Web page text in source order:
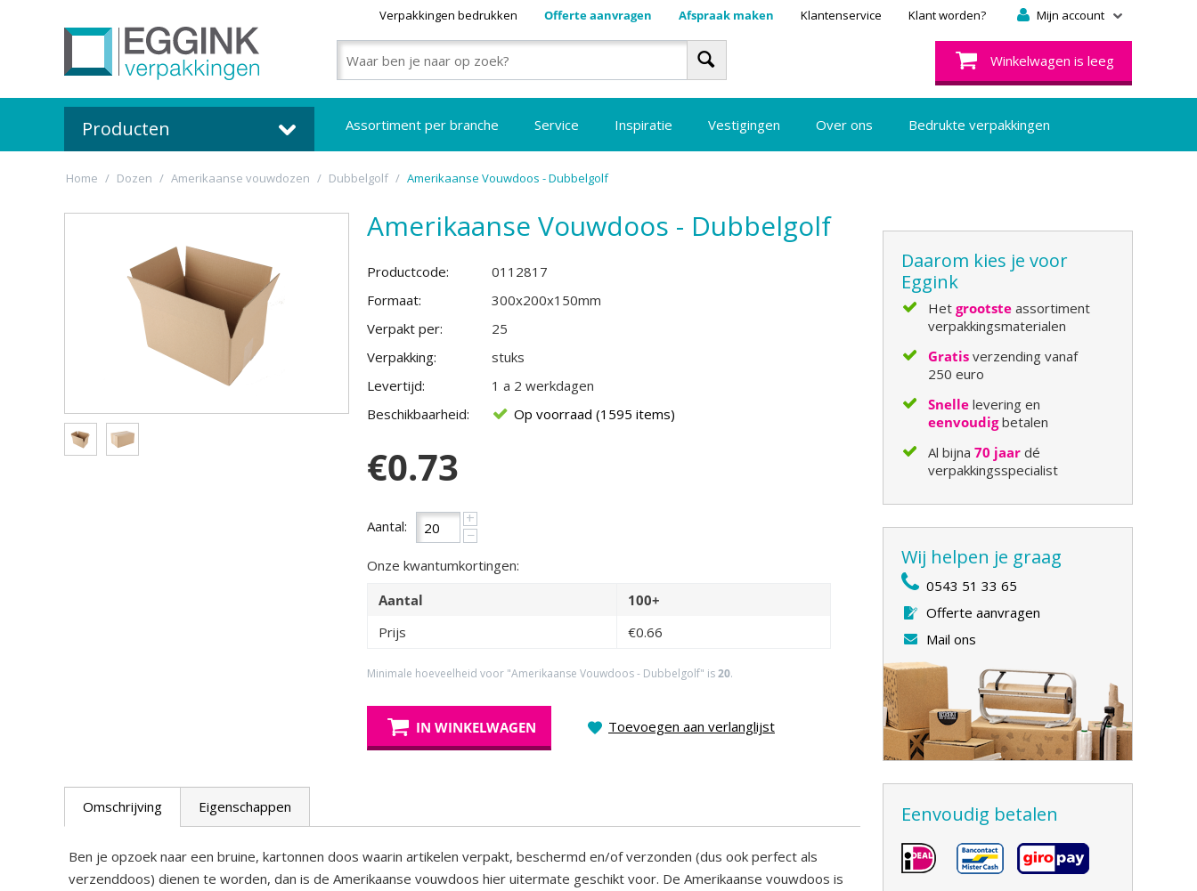
Mijn account
Verpakkingen bedrukken Offerte aanvragen Afspraak maken Klantenservice Klant worden?
Winkelwagen is leeg
Producten Assortiment per branche Service Inspiratie Vestigingen Over ons Bedrukte verpakkingen
Home / Dozen / Amerikaanse vouwdozen / Dubbelgolf / Amerikaanse Vouwdoos - Dubbelgolf
Amerikaanse Vouwdoos - Dubbelgolf
Productcode:
0112817
Formaat:
300x200x150mm
Verpakt per:
25
Verpakking:
stuks
Levertijd:
1 a 2 werkdagen
Beschikbaarheid:
Op voorraad (1595 items)
€0.73
Aantal:
+
−
Onze kwantumkortingen:
Aantal
100+
Prijs
€0.66
Minimale hoeveelheid voor "Amerikaanse Vouwdoos - Dubbelgolf" is20.
IN WINKELWAGEN Toevoegen aan verlanglijst
Omschrijving Eigenschappen
Ben je opzoek naar een bruine, kartonnen doos waarin artikelen verpakt, beschermd en/of verzonden (dus ook perfect als
verzenddoos) dienen te worden, dan is de Amerikaanse vouwdoos hier uitermate geschikt voor. De Amerikaanse vouwdoos is
Daarom kies je voor
Eggink
Hetgrootste assortiment
verpakkingsmaterialen
Gratis verzending vanaf
250 euro
Snelle levering en
eenvoudigbetalen
Al bijna70 jaar dé
verpakkingsspecialist
Wij helpen je graag
0543 51 33 65
Offerte aanvragen
Mail ons
Eenvoudig betalen